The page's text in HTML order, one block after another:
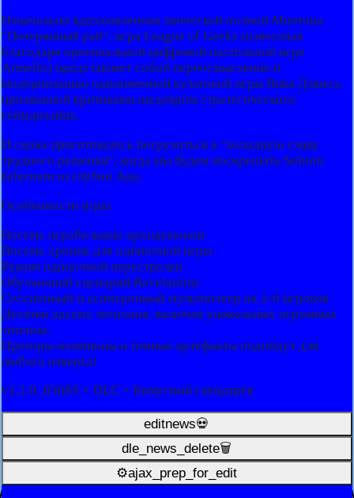
Изначально вдохновленная эпической поэмой Милтона
"Потерянный рай", игра League of Geeks (известная
благодаря оригинальной цифровой настольной игре
Armello) представляет собой переосмысление и
модернизацию одноименной культовой игры Вика Дэвиса,
признанной критиками шедевром стратегического
геймдизайна.
И снова приготовьтесь погрузиться в "холодную славу
трудного решения", когда мы будем воскрешать Solium
Infernum из глубин Ада.
Особенности игры
Восемь играбельных архидемонов
Восемь хроник для одиночной игры
Режим одиночной перестрелки
Обучающий сценарий Revelations
Сессионный и асинхронный мультиплеер на 2-6 игроков
Десятки адских легионов, включая уникальных огромных
титанов.
Преторы-чемпионы и темные артефакты подойдут для
любого изверга!
v1.1.0_83685 + DLC + Бонусный саундтрек
editnews💀
dle_news_delete🗑️
⚙ajax_prep_for_edit️